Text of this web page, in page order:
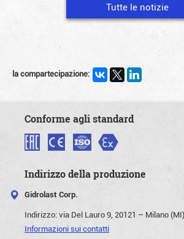
Tutte le notizie
la compartecipazione:
Conforme agli standard
Indirizzo della produzione
Gidrolast Corp.
Indirizzo:via Del Lauro 9, 20121 – Milano
Informazioni sui contatti